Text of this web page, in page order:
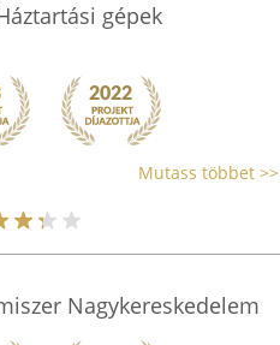
gépek
Mutass többet >>
Nagykereskedelem